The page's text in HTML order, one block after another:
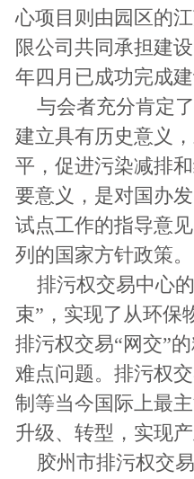
心项目则由园区的
限公司共同承担建
年四月已成功完成
与会者充分肯定了
建立具有历史意义
平，促进污染减排
要意义，是对国办
试点工作的指导意
列的国家方针政策。
排污权交易中心的
束”，实现了从环
排污权交易“网交”
难点问题。排污权
制等当今国际上最
升级、转型，实现
胶州市排污权交易